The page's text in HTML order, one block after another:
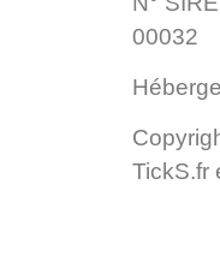
00032
TickS.fr